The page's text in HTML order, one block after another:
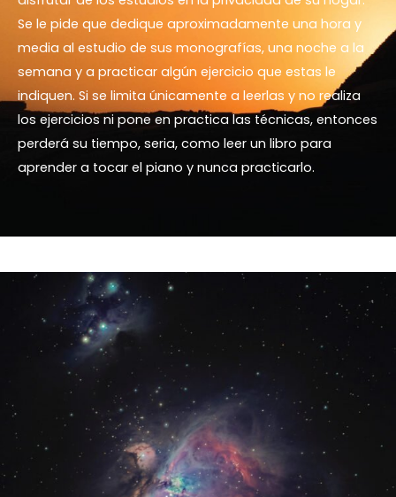
Se le pide que dedique aproximadamente una hora y
media al estudio de sus monografías, una noche a la
semana y a practicar algún ejercicio que estas le
indiquen. Si se limita únicamente a leerlas y no realiza
los ejercicios ni pone en practica las técnicas, entonces
perderá su tiempo, seria, como leer un libro para
aprender a tocar el piano y nunca practicarlo.